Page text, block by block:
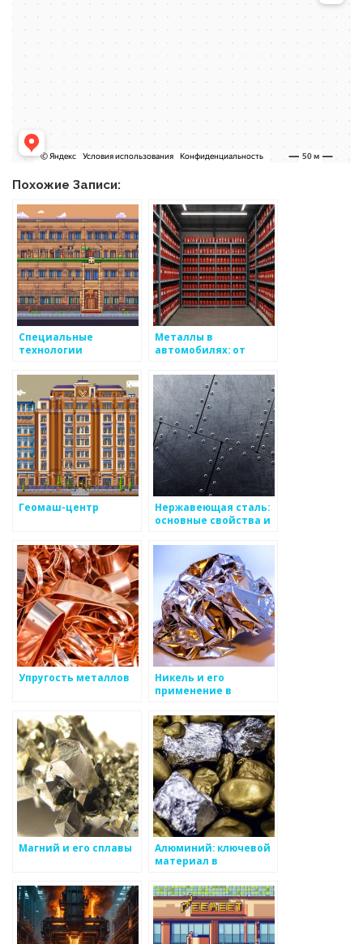
Похожие Записи:
Специальные
технологии
Металлы в
автомобилях: от
Геомаш-центр
Нержавеющая сталь:
основные свойства и
Упругость металлов
Никель и его
применение в
Магний и его сплавы
Алюминий: ключевой
материал в